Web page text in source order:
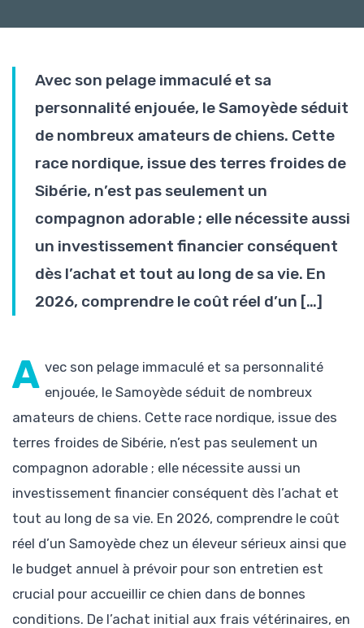
Avec son pelage immaculé et sa
personnalité enjouée, le Samoyède séduit
de nombreux amateurs de chiens. Cette
race nordique, issue des terres froides de
Sibérie, n’est pas seulement un
compagnon adorable ; elle nécessite aussi
un investissement financier conséquent
dès l’achat et tout au long de sa vie. En
2026, comprendre le coût réel d’un […]
A vec son pelage immaculé et sa personnalité
enjouée, le Samoyède séduit de nombreux
amateurs de chiens. Cette race nordique, issue des
terres froides de Sibérie, n’est pas seulement un
compagnon adorable ; elle nécessite aussi un
investissement financier conséquent dès l’achat et
tout au long de sa vie. En 2026, comprendre le coût
réel d’un Samoyède chez un éleveur sérieux ainsi que
le budget annuel à prévoir pour son entretien est
crucial pour accueillir ce chien dans de bonnes
conditions. De l’achat initial aux frais vétérinaires, en